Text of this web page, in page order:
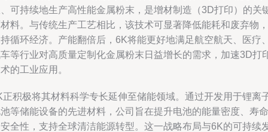
可持续地生产高性能金属粉末，是增材制造（3D打印）的关
料。与传统生产工艺相比，该技术可显著降低能耗和废弃物，
循环经济。产能翻倍后，6K将能更好地满足航空航天、医疗
等行业对高质量定制化金属粉末日益增长的需求，加速3D打
的工业应用。
正积极将其材料科学专长延伸至储能领域。通过开发用于锂离
等储能设备的先进材料，公司旨在提升电池的能量密度、寿命
全性，支持全球清洁能源转型。这一战略布局与6K的可持续